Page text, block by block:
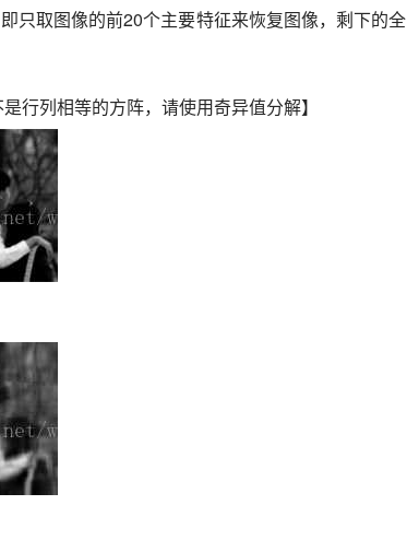
只取图像的前20个主要特征来恢复图像，剩下的全
行列相等的方阵，请使用奇异值分解】